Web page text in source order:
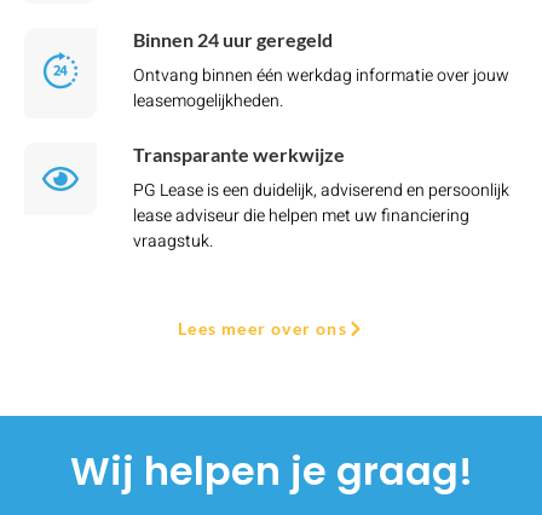
Binnen 24 uur geregeld
Ontvang binnen één werkdag informatie over jouw
leasemogelijkheden.
Transparante werkwijze
PG Lease is een duidelijk, adviserend en persoonlijk
lease adviseur die helpen met uw financiering
vraagstuk.
Lees meer over ons
Wij helpen je graag!